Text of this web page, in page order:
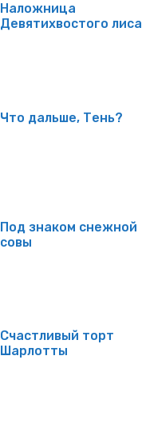
Наложница
Девятихвостого лиса
Что дальше, Тень?
Под знаком снежной
совы
Счастливый торт
Шарлотты